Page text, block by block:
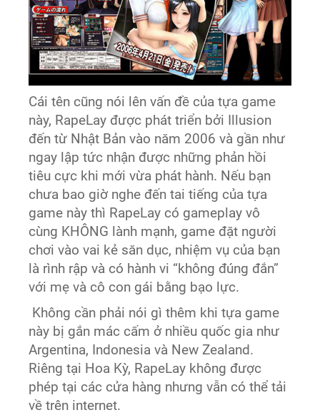
Cái tên cũng nói lên vấn đề của tựa game
này, RapeLay được phát triển bởi Illusion
đến từ Nhật Bản vào năm 2006 và gần như
ngay lập tức nhận được những phản hồi
tiêu cực khi mới vừa phát hành. Nếu bạn
chưa bao giờ nghe đến tai tiếng của tựa
game này thì RapeLay có gameplay vô
cùng KHÔNG lành mạnh, game đặt người
chơi vào vai kẻ săn dục, nhiệm vụ của bạn
là rình rập và có hành vi “không đúng đắn”
với mẹ và cô con gái bằng bạo lực.
Không cần phải nói gì thêm khi tựa game
này bị gắn mác cấm ở nhiều quốc gia như
Argentina, Indonesia và New Zealand.
Riêng tại Hoa Kỳ, RapeLay không được
phép tại các cửa hàng nhưng vẫn có thể tải
về trên internet.